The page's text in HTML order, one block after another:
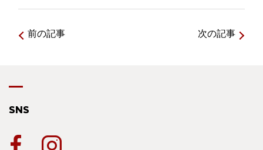
前の記事 次の記事
SNS